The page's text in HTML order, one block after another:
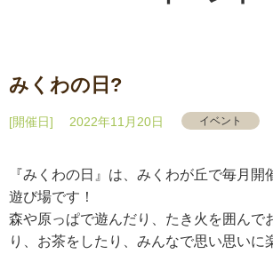
みくわの日?
[開催日] 2022年11月20日 イベント
『みくわの日』は、みくわが丘で毎月開
遊び場です！
森や原っぱで遊んだり、たき火を囲んで
り、お茶をしたり、みんなで思い思いに